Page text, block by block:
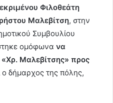
Φιλοθεάτη
Μαλεβίτση, στην
Συμβουλίου
ομόφωνα να
Μαλεβίτσης» προς
δήμαρχος της πόλης,